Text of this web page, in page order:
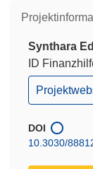
Synthara
ID
(öffnet
in
Fenster)
DOI
10.3030/